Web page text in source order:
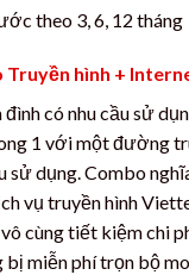
theo 3, 6, 12 tháng
Truyền hình +
có nhu cầu sử
1 với một đường
sử dụng. Combo
vụ truyền hình
cùng tiết kiệm chi
miễn phí trọn bộ